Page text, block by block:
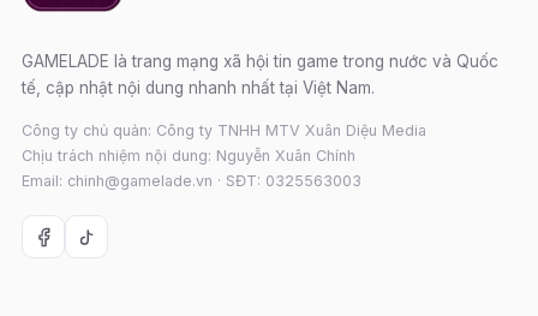
GAMELADE là trang mạng xã hội tin game trong nước và Quốc
tế, cập nhật nội dung nhanh nhất tại Việt Nam.
Công ty chủ quản: Công ty TNHH MTV Xuân Diệu Media
Chịu trách nhiệm nội dung: Nguyễn Xuân Chính
Email: chinh@gamelade.vn · SĐT: 0325563003